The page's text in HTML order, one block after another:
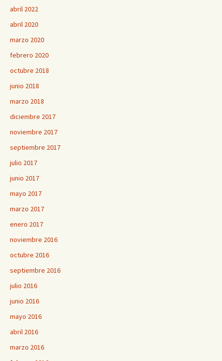
abril 2022
abril 2020
marzo 2020
febrero 2020
octubre 2018
junio 2018
marzo 2018
diciembre 2017
noviembre 2017
septiembre 2017
julio 2017
junio 2017
mayo 2017
marzo 2017
enero 2017
noviembre 2016
octubre 2016
septiembre 2016
julio 2016
junio 2016
mayo 2016
abril 2016
marzo 2016